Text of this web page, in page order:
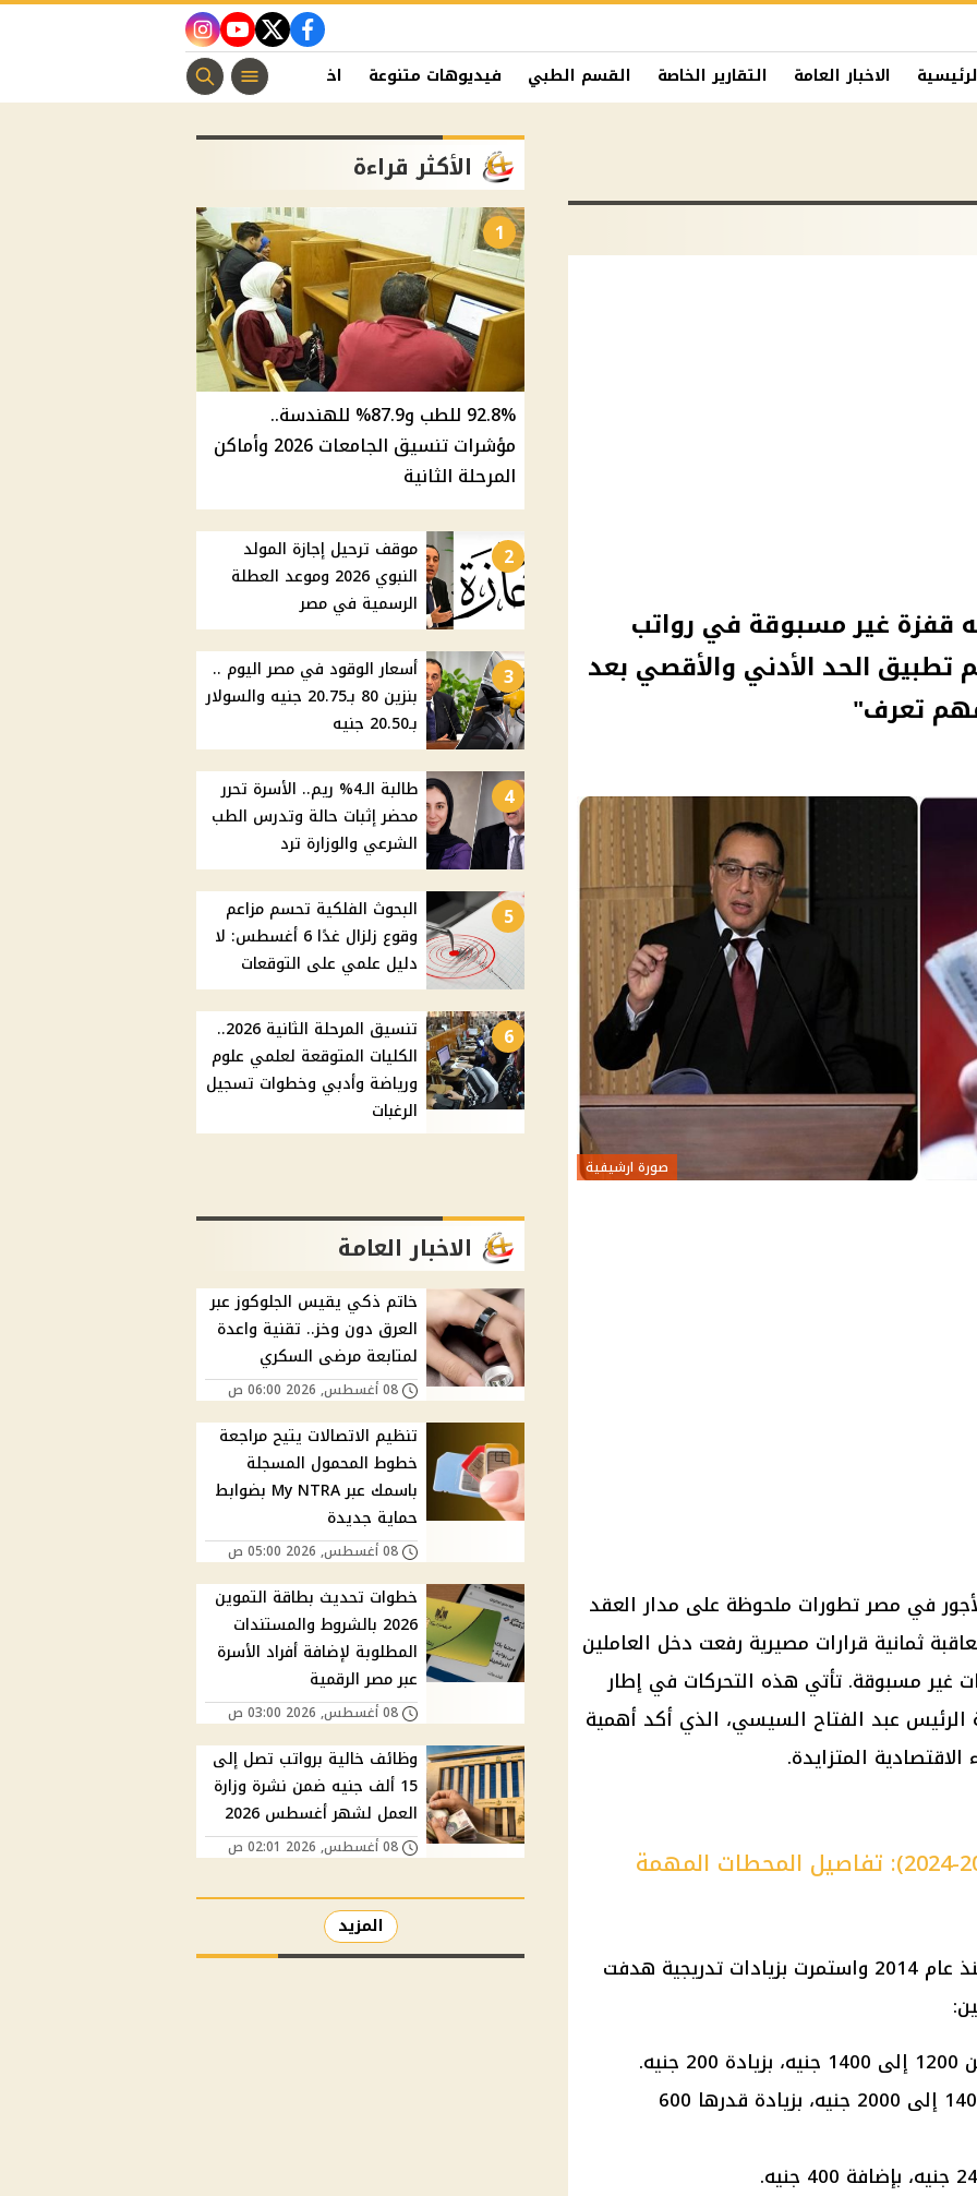
facebook
twitter
youtube
instagram
الاخبار العامة التقارير الخاصة القسم الطبي فيديوهات متنوعة اخبار الفن منوعات مسيحية
إلى 6000 جنيه قفزة غير مسبوقة في رواتب
الحد الأدني والأقصي بعد
تعرف"
صورة ارشيفية
في مصر تطورات ملحوظة على مدار العقد
ثمانية قرارات مصيرية رفعت دخل العاملين
غير مسبوقة. تأتي هذه التحركات في إطار
الرئيس عبد الفتاح السيسي، الذي أكد أهمية
المتزايدة.
منذ عام 2014 واستمرت بزيادات تدريجية هدفت
:
: زيادة جديدة من 1400 إلى 2000 جنيه، بزيادة قدرها 600
الأكثر قراءة
1
92.8% للطب و87.9% للهندسة..
مؤشرات تنسيق الجامعات 2026 وأماكن
المرحلة الثانية
2
موقف ترحيل إجازة المولد
النبوي 2026 وموعد العطلة
الرسمية في مصر
3
أسعار الوقود في مصر اليوم ..
بنزين 80 بـ20.75 جنيه والسولار
بـ20.50 جنيه
4
طالبة الـ4% ريم.. الأسرة تحرر
محضر إثبات حالة وتدرس الطب
الشرعي والوزارة ترد
5
البحوث الفلكية تحسم مزاعم
وقوع زلزال غدًا 6 أغسطس: لا
دليل علمي على التوقعات
6
تنسيق المرحلة الثانية 2026..
الكليات المتوقعة لعلمي علوم
ورياضة وأدبي وخطوات تسجيل
الرغبات
الاخبار العامة
خاتم ذكي يقيس الجلوكوز عبر
العرق دون وخز.. تقنية واعدة
لمتابعة مرضى السكري
08 أغسطس, 2026 06:00 ص
تنظيم الاتصالات يتيح مراجعة
خطوط المحمول المسجلة
باسمك عبر My NTRA بضوابط
حماية جديدة
08 أغسطس, 2026 05:00 ص
خطوات تحديث بطاقة التموين
2026 بالشروط والمستندات
المطلوبة لإضافة أفراد الأسرة
عبر مصر الرقمية
08 أغسطس, 2026 03:00 ص
وظائف خالية برواتب تصل إلى
15 ألف جنيه ضمن نشرة وزارة
العمل لشهر أغسطس 2026
08 أغسطس, 2026 02:01 ص
المزيد